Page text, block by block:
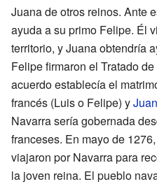
Juana de otros reinos. Ante
ayuda a su primo Felipe. Él
territorio, y Juana obtendría
Felipe firmaron el Tratado
acuerdo establecía el
francés (Luis o Felipe) y
Navarra sería gobernada
franceses. En mayo de
viajaron por Navarra para
la joven reina. El pueblo